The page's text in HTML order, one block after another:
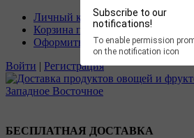
Subscribe to our
notifications!
To enable permission
on the notification icon
Личный кабинет
Корзина покупок
Оформить заказ
Войти | Регистрация
БЕСПЛАТНАЯ ДОСТАВКА